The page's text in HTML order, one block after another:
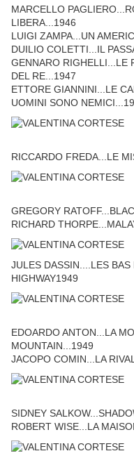
MARCELLO
LIBERA...1946
LUIGI ZAMPA...UN
DUILIO COLETTI...IL
GENNARO RIGHELLI...LE
DEL RE...1947
ETTORE GIANNINI...LE
UOMINI SONO
RICCARDO FREDA...LE
GREGORY
RICHARD
JULES DASSIN....LES
HIGHWAY1949
EDOARDO ANTON...LA
MOUNTAIN...1949
JACOPO COMIN...LA
SIDNEY
ROBERT WISE...LA